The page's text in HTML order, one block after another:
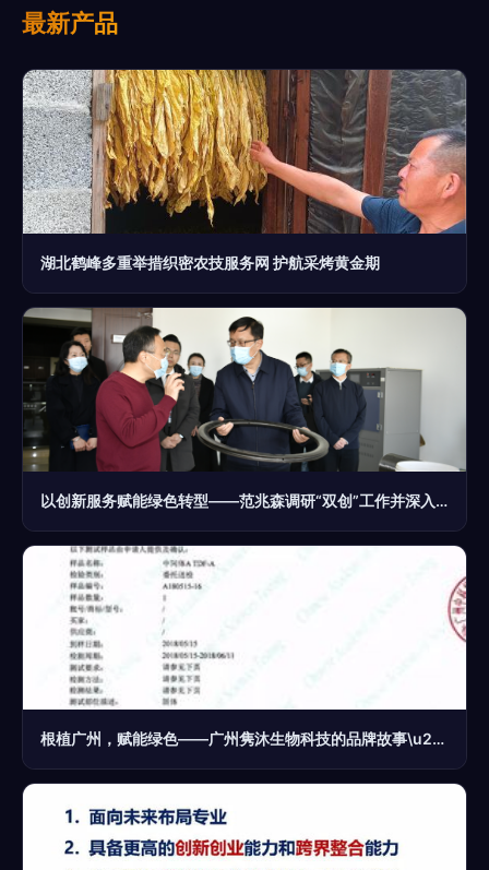
最新产品
湖北鹤峰多重举措织密农技服务网 护航采烤黄金期
以创新服务赋能绿色转型——范兆森调研“双创”工作并深入企业开展生物质能技术服务支持
根植广州，赋能绿色——广州隽沐生物科技的品牌故事\u200b